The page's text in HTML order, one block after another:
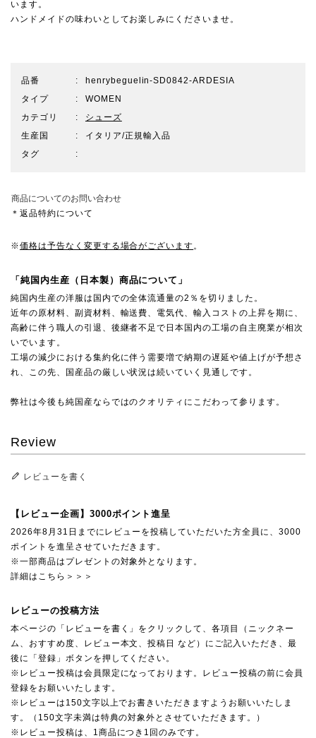
います。
ハンドメイドの味わいとしてお楽しみにくださいませ。
品番
henrybeguelin-SD0842-ARDESIA
タイプ
WOMEN
カテゴリ
シューズ
生産国
イタリア/正規輸入品
タグ
商品についてのお問い合わせ
＊返品特約について
※価格は予告なく変更する場合がございます。
「純国内生産（日本製）商品について」
純国内生産の洋服は国内での全体流通量の2％を切りました。
近年の原材料、副資材料、輸送費、電気代、輸入コストの上昇を期に、
高齢に伴う職人の引退、後継者不足で日本国内の工場の自主廃業が相次
いでいます。
工場の減少における集約化に伴う需要増で納期の遅延や値上げが予想さ
れ、この先、国産品の厳しい状況は続いていく見通しです。
弊社は今後も純国産ならではのクオリティにこだわって参ります。
Review
レビューを書く
【レビュー企画】3000ポイント進呈
2026年8月31日までにレビューを投稿していただいた方全員に、3000
ポイントを進呈させていただきます。
※一部商品はプレゼントの対象外となります。
詳細はこちら＞＞＞
レビューの投稿方法
本ページの「レビューを書く」をクリックして、各項目（ニックネー
ム、おすすめ度、レビュー本文、投稿日 など）にご記入いただき、最
後に「登録」ボタンを押してください。
※レビュー投稿は会員限定になっております。レビュー投稿の前に会員
登録をお願いいたします。
※レビューは150文字以上でお書きいただきますようお願いいたしま
す。（150文字未満は特典の対象外とさせていただきます。）
※レビュー投稿は、1商品につき1回のみです。